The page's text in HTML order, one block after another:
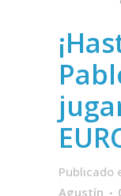
Publicado
Agustín